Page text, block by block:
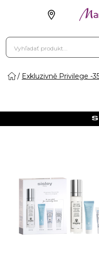
Exkluzivně Privilege -